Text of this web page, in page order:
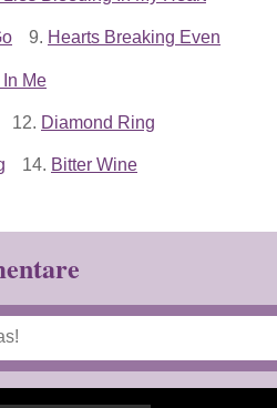
9. Hearts Breaking Even
Me
12. Diamond Ring
14. Bitter Wine